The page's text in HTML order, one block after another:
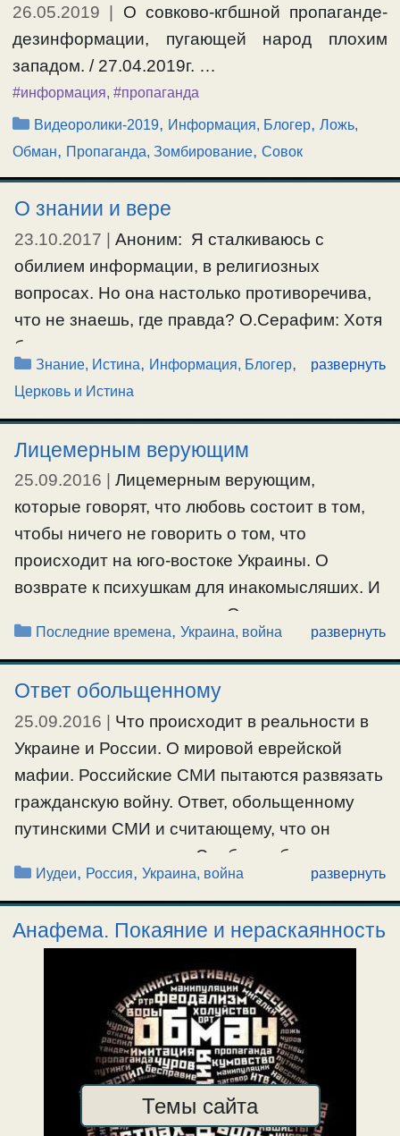
26.05.2019
О совково-кгбшной пропаганде-
дезинформации, пугающей народ плохим
западом. / 27.04.2019г. …
#информация, #пропаганда
Рубрики
Видеоролики-2019, Информация, Блогер,Ложь,
Обман, Пропаганда, Зомбирование, Совок
О знании и вере
23.10.2017 | Аноним: Я сталкиваюсь с
обилием информации, в религиозных
вопросах. Но она настолько противоречива,
что не знаешь, где правда? О.Серафим: Хотя
бы вы и имели все внешние познания, но все
равно вы будете руководствоваться
внутренним ощущением. Только его можно
не признавать, ссылаясь на какую-то
внешнюю информацию. Но эта внешняя
информация-знание все равно будет
вызывать в вас какие-либо …
Ещё…
#знание,#информация
Рубрики
Знание, Истина, Информация, Блогер,
Церковь и Истина
развернуть
Лицемерным верующим
25.09.2016
Лицемерным верующим,
которые говорят, что любовь состоит в том,
чтобы ничего не говорить о том, что
происходит на юго-востоке Украины. О
возврате к психушкам для инакомысляших. И
почему такое происходит. О страстях и жизни
общества. Зачем российско-путинские СМИ
постоянно продолжают врать, обманывать и
дезинформировать. Всем желающим
прекращения войны на Донбассе. Кто
виноват. О частных и общественных грехах.
#война,#информация, #лицемерие,#общество
Рубрики
Последние времена,Украина, война развернуть
Ответ обольщенному
25.09.2016
Что происходит в реальности в
Украине и России. О мировой еврейской
мафии. Российские СМИ пытаются развязать
гражданскую войну. Ответ, обольщенному
путинскими СМИ и считающему, что он
поступает по совести. Сребролюбие —
корень всех общественных зол (1Тим.6:10). О
режиссёрах и причинах, происходящих в
мире событий. О дезинформации и
,#обольщение,#пропаганда
Рубрики
Иудеи, Россия,Украина, война развернуть
Анафема. Покаяние и нераскаянность
Темы сайта